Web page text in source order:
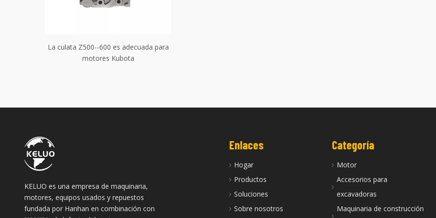
La culata Z500--600 es adecuada para
motores Kubota
KELUO es una empresa de maquinaria,
motores, equipos usados ​​y repuestos
fundada por Hanhan en combinación con
Enlaces
Hogar
Productos
Soluciones
Sobre nosotros
Categoría
Motor
Accesorios para
excavadoras
Maquinaria de construcción